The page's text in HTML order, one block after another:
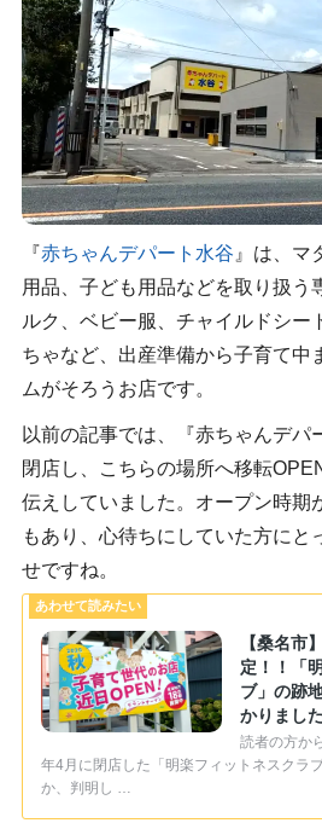
『赤ちゃんデパート水谷 』は、マ
用品、子ども用品などを取り扱う
ルク、ベビー服、チャイルドシー
ちゃなど、出産準備から子育て中
ムがそろうお店です。
以前の記事では、『赤ちゃんデパ
閉店し、こちらの場所へ移転
伝えしていました。オープン時期
もあり、心待ちにしていた方にと
せですね。
【桑名市
定！！「
ブ」の跡
かりまし
読者の方か
年4月に閉店した「明楽フィットネスクラ
か、判明し …